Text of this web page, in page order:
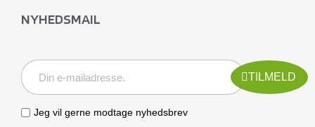
NYHEDSMAIL
TILMELD
Jeg vil gerne modtage nyhedsbrev